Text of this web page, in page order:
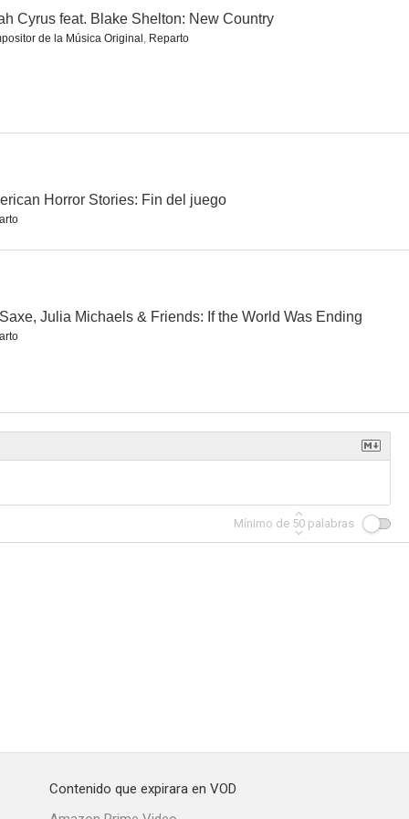
Cyrus feat. Blake Shelton: New Country
de la Música Original , Reparto
Horror Stories: Fin del juego
Julia Michaels & Friends: If the World Was Ending
Mínimo de 50 palabras
Contenido que expirara en VOD